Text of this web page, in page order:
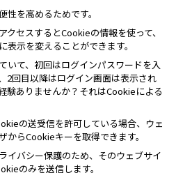
を高めるためです。
クセスするとCookieの情報を使って、
示を変えることができます。
いて、初回はログインパスワードを入
2回目以降はログイン画面は表示され
験ありませんか？それはCookieによる
の送受信を許可している場合、ウェ
からCookieキーを取得できます。
イバシー保護のため、そのウェブサイ
のみを送信します。